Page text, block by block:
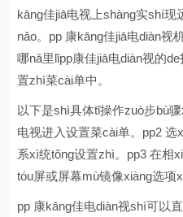
kāng佳jiā电视上shàng实shí现
nǎo。pp 康kāng佳jiā电diàn视
哪nǎ里lǐpp康佳jiā电diàn视的
置zhì菜cài单中。
以下是shì具体tǐ操作zuò步bù
电视进入设置菜cài单。pp2
系xì统tǒng设置zhì。pp3 在相
tóu屏或屏幕mù镜像xiàng选项
pp 康kāng佳电diàn视shì可以